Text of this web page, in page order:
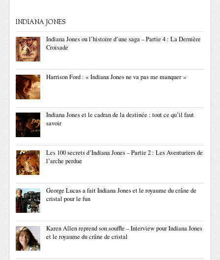
INDIANA JONES
Indiana Jones ou l’histoire d’une saga – Partie 4 : La Dernière
Croisade
Harrison Ford : « Indiana Jones ne va pas me manquer »
Indiana Jones et le cadran de la destinée : tout ce qu’il faut
savoir
Les 100 secrets d’Indiana Jones – Partie 2 : Les Aventuriers de
l’arche perdue
George Lucas a fait Indiana Jones et le royaume du crâne de
cristal pour le fun
Karen Allen reprend son souffle – Interview pour Indiana Jones
et le royaume du crâne de cristal